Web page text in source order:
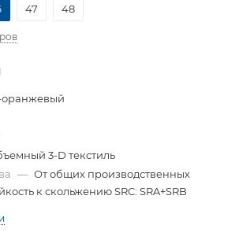
47 48
3-D текстиль
— От общих производственных
к скольжению SRC: SRA+SRB